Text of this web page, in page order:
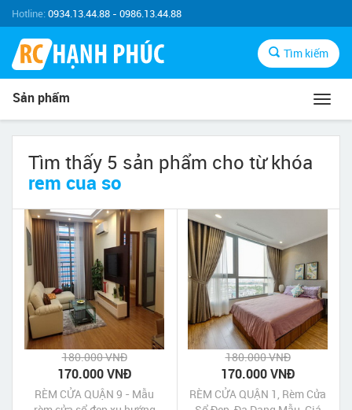
Hotline:0934.13.44.88 - 0986.13.44.88
Tìm kiếm
Sản phẩm
Tìm thấy 5 sản phẩm cho từ khóa
rem cua so
180.000 VNĐ
170.000 VNĐ
RÈM CỬA QUẬN 9 - Mẫu
180.000 VNĐ
170.000 VNĐ
RÈM CỬA QUẬN 1, Rèm Cửa